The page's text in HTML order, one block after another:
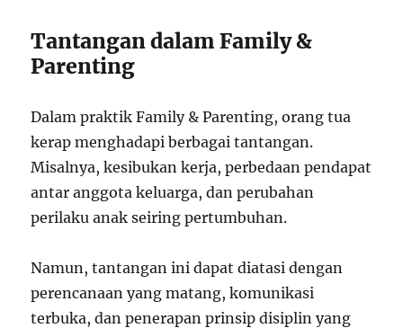
Tantangan dalam Family &
Parenting
Dalam praktik Family & Parenting, orang tua
kerap menghadapi berbagai tantangan.
Misalnya, kesibukan kerja, perbedaan pendapat
antar anggota keluarga, dan perubahan
perilaku anak seiring pertumbuhan.
Namun, tantangan ini dapat diatasi dengan
perencanaan yang matang, komunikasi
terbuka, dan penerapan prinsip disiplin yang